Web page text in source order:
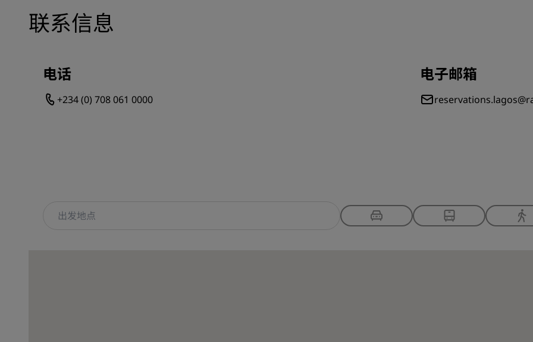
联系信息
电话
+234 (0) 708 061 0000
电子邮箱